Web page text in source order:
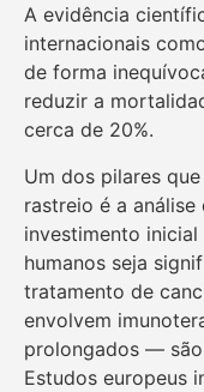
A evidência
internacionais
de forma
reduzir a
cerca de 20%.
Um dos pilares
rastreio é a
investimento
humanos seja
tratamento de
envolvem
prolongados — são
Estudos europeus